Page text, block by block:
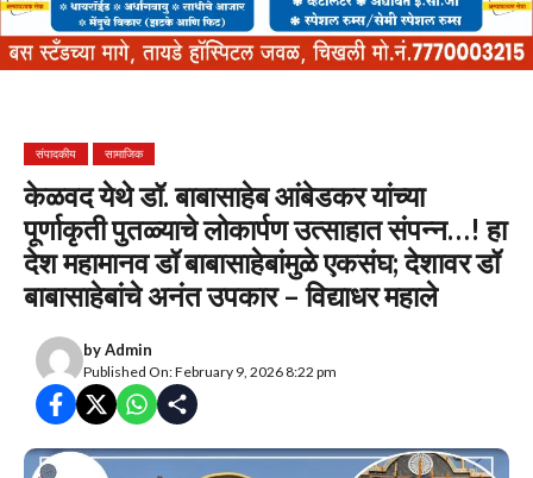
संपादकीय सामाजिक
केळवद येथे डॉ. बाबासाहेब आंबेडकर यांच्या
पूर्णाकृती पुतळ्याचे लोकार्पण उत्साहात संपन्न…! हा
देश महामानव डॉ बाबासाहेबांमुळे एकसंघ; देशावर डॉ
बाबासाहेबांचे अनंत उपकार – विद्याधर महाले
byAdmin
Published On: February 9, 2026 8:22 pm